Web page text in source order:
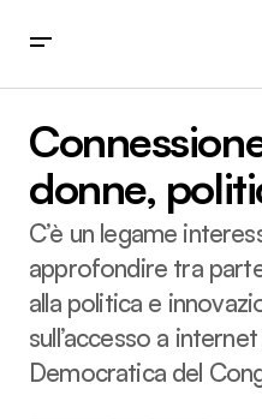
donne,
C’è un legame
approfondire tra
alla politica e
sull’accesso a
Democratica del